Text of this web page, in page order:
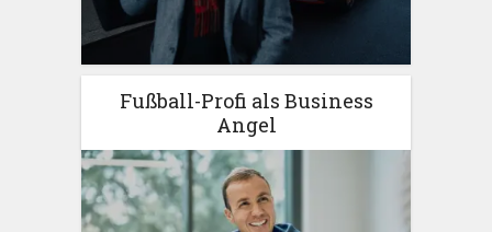
Fußball-Profi als Business
Angel